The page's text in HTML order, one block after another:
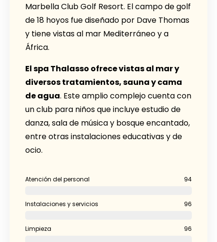
Marbella Club Golf Resort. El campo de golf
de 18 hoyos fue diseñado por Dave Thomas
y tiene vistas al mar Mediterráneo y a
África.
El spa Thalasso ofrece vistas al mar y
diversos tratamientos, sauna y cama
de agua. Este amplio complejo cuenta con
un club para niños que incluye estudio de
danza, sala de música y bosque encantado,
entre otras instalaciones educativas y de
ocio.
Atención del personal 94
Instalaciones y servicios 96
Limpieza 96